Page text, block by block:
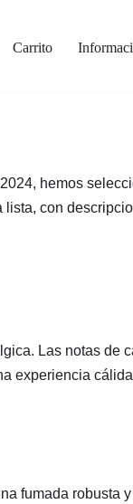
Carrito
hemos
lista, con
Las notas de
experiencia
fumada robusta